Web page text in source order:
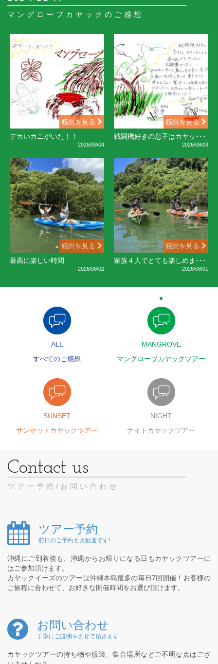
マングローブカヤックのご感想
感想を見る
デカいカニがいた！！
2026/08/04
感想を見る
戦闘機好きの息子はカヤッ･･･
2026/08/03
感想を見る
最高に楽しい時間
2026/08/02
感想を見る
家族４人でとても楽しめま･･･
2026/08/01
ALL
すべてのご感想
MANGROVE
マングローブカヤックツアー
SUNSET
サンセットカヤックツアー
NIGHT
ナイトカヤックツアー
ツアー予約/お問い合わせ
ツアー予約
前日のご予約も大歓迎です!
沖縄にご到着後も、沖縄からお帰りになる日もカヤックツアーに
はご参加頂けます。
カヤックイーズのツアーは沖縄本島最多の毎日7回開催！お客様の
ご旅程に合わせて、お好きな開催時間をお選び頂けます。
お問い合わせ
丁寧にご説明をさせて頂きます
カヤックツアーの持ち物や服装、集合場所などご不明な点はござ